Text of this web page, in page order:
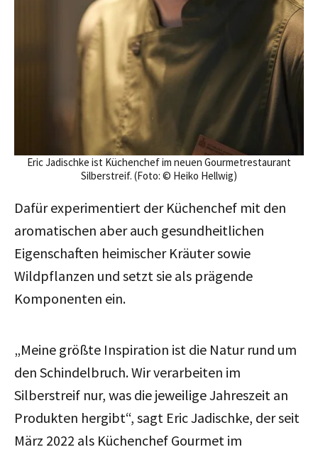
Eric Jadischke ist Küchenchef im neuen Gourmetrestaurant
Silberstreif. (Foto: © Heiko Hellwig)
Dafür experimentiert der Küchenchef mit den
aromatischen aber auch gesundheitlichen
Eigenschaften heimischer Kräuter sowie
Wildpflanzen und setzt sie als prägende
Komponenten ein.
„Meine größte Inspiration ist die Natur rund um
den Schindelbruch. Wir verarbeiten im
Silberstreif nur, was die jeweilige Jahreszeit an
Produkten hergibt“, sagt Eric Jadischke, der seit
März 2022 als Küchenchef Gourmet im